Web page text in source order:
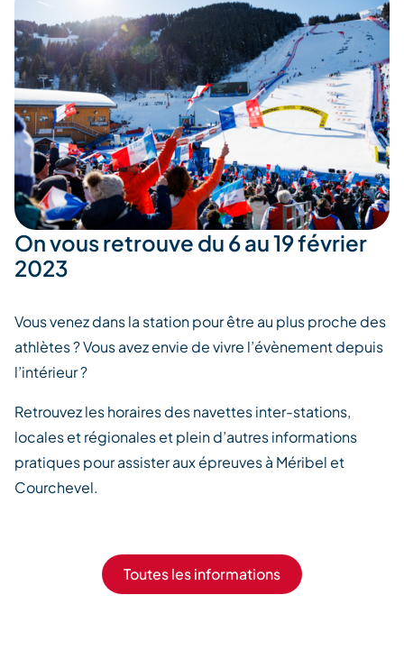
On vous retrouve du 6 au 19 février
2023
Vous venez dans la station pour être au plus proche des
athlètes ? Vous avez envie de vivre l’évènement depuis
l’intérieur ?
Retrouvez les horaires des navettes inter-stations,
locales et régionales et plein d’autres informations
pratiques pour assister aux épreuves à Méribel et
Courchevel.
Toutes les informations